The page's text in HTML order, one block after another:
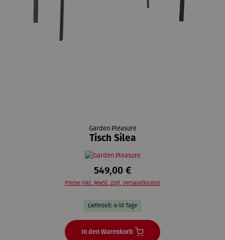
Garden Pleasure
Tisch Silea
549,00 €
Preise inkl. MwSt. zzgl. Versandkosten
Lieferzeit: 6-10 Tage
In den Warenkorb